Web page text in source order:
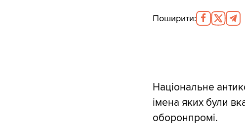
Поширити:
Національне
імена яких були
оборонпромі.